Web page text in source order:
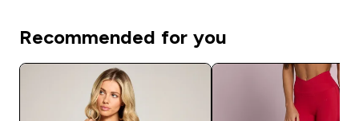
Recommended for you